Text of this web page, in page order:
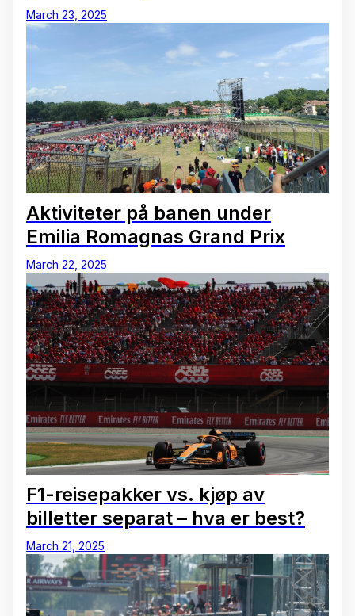
March 23, 2025
Aktiviteter på banen under
Emilia Romagnas Grand Prix
March 22, 2025
F1-reisepakker vs. kjøp av
billetter separat – hva er best?
March 21, 2025